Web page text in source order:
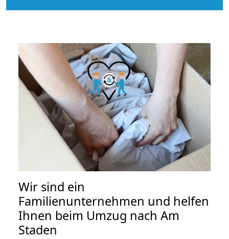
Wir sind ein
Familienunternehmen und helfen
Ihnen beim Umzug nach Am
Staden